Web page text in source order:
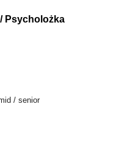
Psycholożka
/ senior